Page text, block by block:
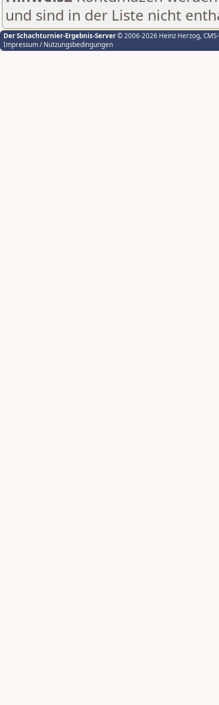
und sind in der Liste nicht
Der Schachturnier-Ergebnis-Server© 2006-2026 Heinz Herzog,
Impressum / Nutzungsbedingungen